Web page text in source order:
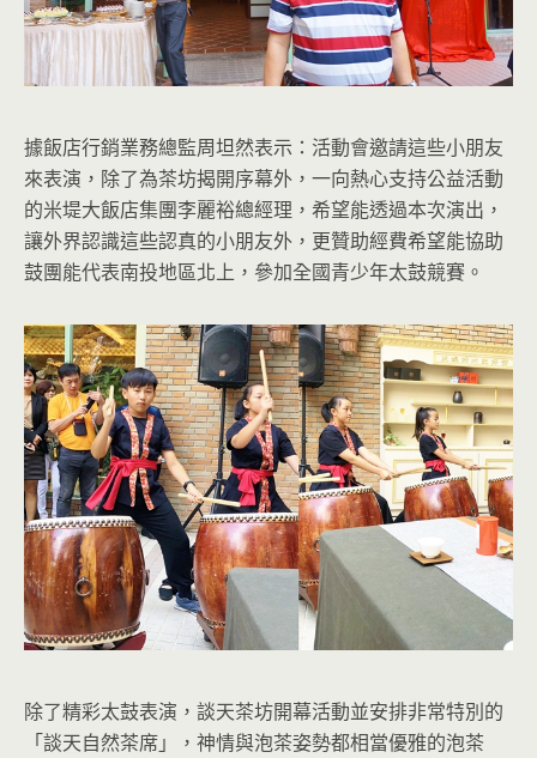
據飯店行銷業務總監周坦然表示：活動會邀請這些小朋友
來表演，除了為茶坊揭開序幕外，一向熱心支持公益活動
的米堤大飯店集團李麗裕總經理，希望能透過本次演出，
讓外界認識這些認真的小朋友外，更贊助經費希望能協助
鼓團能代表南投地區北上，參加全國青少年太鼓競賽。
除了精彩太鼓表演，談天茶坊開幕活動並安排非常特別的
「談天自然茶席」，神情與泡茶姿勢都相當優雅的泡茶